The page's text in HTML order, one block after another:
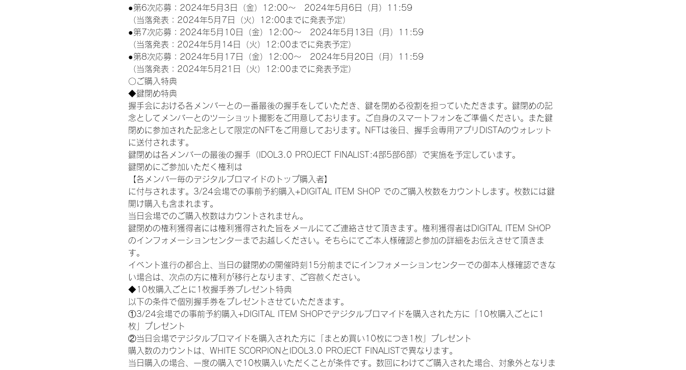
●第6次応募：2024年5月3日（金）12:00～　2024年5月6日（月）11:59
（当落発表：2024年5月7日（火）12:00までに発表予定）
●第7次応募：2024年5月10日（金）12:00～　2024年5月13日（月）11:59
（当落発表：2024年5月14日（火）12:00までに発表予定）
●第8次応募：2024年5月17日（金）12:00～　2024年5月20日（月）11:59
（当落発表：2024年5月21日（火）12:00までに発表予定）
〇ご購入特典
◆鍵閉め特典
握手会における各メンバーとの一番最後の握手をしていただき、鍵を閉める役割を担っていただきます。鍵閉めの記
念としてメンバーとのツーショット撮影をご用意しております。ご自身のスマートフォンをご準備ください。また鍵
閉めに参加された記念として限定のNFTをご用意しております。NFTは後日、握手会専用アプリDISTAのウォレット
に送付されます。
鍵閉めは各メンバーの最後の握手（IDOL3.0 PROJECT FINALIST:4部5部6部）で実施を予定しています。
鍵閉めにご参加いただく権利は
【各メンバー毎のデジタルブロマイドのトップ購入者】
に付与されます。3/24会場での事前予約購入+DIGITAL ITEM SHOP でのご購入枚数をカウントします。枚数には鍵
開け購入も含まれます。
当日会場でのご購入枚数はカウントされません。
鍵閉めの権利獲得者には権利獲得された旨をメールにてご連絡させて頂きます。権利獲得者はDIGITAL ITEM SHOP
のインフォメーションセンターまでお越しください。そちらにてご本人様確認と参加の詳細をお伝えさせて頂きま
す。
イベント進行の都合上、当日の鍵閉めの開催時刻15分前までにインフォメーションセンターでの御本人様確認できな
い場合は、次点の方に権利が移行となります、ご容赦ください。
◆10枚購入ごとに1枚握手券プレゼント特典
以下の条件で個別握手券をプレゼントさせていただきます。
①3/24会場での事前予約購入+DIGITAL ITEM SHOPでデジタルブロマイドを購入された方に「10枚購入ごとに1
枚」プレゼント
②当日会場でデジタルブロマイドを購入された方に「まとめ買い10枚につき1枚」プレゼント
購入数のカウントは、WHITE SCORPIONとIDOL3.0 PROJECT FINALISTで異なります。
当日購入の場合、一度の購入で10枚購入いただくことが条件です。数回にわけてご購入された場合、対象外となりま